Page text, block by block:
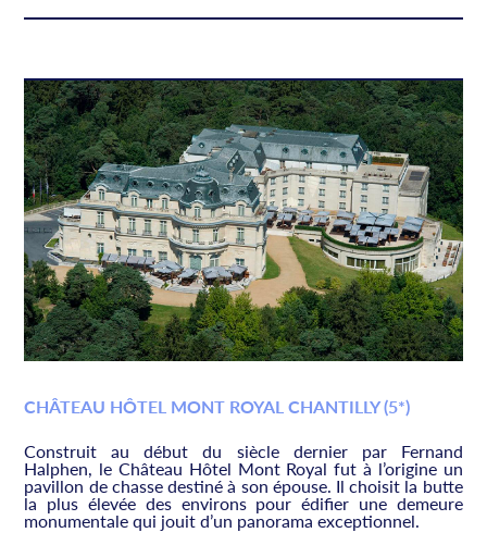
CHÂTEAU HÔTEL MONT ROYAL CHANTILLY (5*)
Construit au début du siècle dernier par Fernand
Halphen, le Château Hôtel Mont Royal fut à l’origine un
pavillon de chasse destiné à son épouse. Il choisit la butte
la plus élevée des environs pour édifier une demeure
monumentale qui jouit d’un panorama exceptionnel.